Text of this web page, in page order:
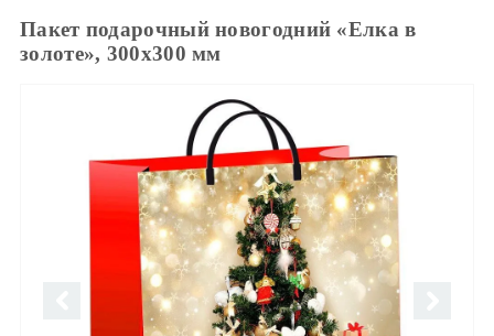
Пакет подарочный новогодний «Елка в
золоте», 300х300 мм